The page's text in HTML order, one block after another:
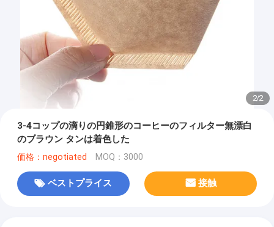
2/2
3-4コップの滴りの円錐形のコーヒーのフィルター無漂白
のブラウン タンは着色した
価格：negotiated MOQ：3000
ベストプライス 接触